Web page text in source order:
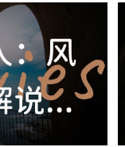
们在地面上审判
都有高光时刻，